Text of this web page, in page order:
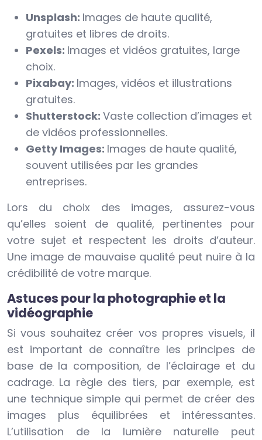
Unsplash: Images de haute qualité,
gratuites et libres de droits.
Pexels: Images et vidéos gratuites, large
choix.
Pixabay: Images, vidéos et illustrations
gratuites.
Shutterstock: Vaste collection d’images et
de vidéos professionnelles.
Getty Images: Images de haute qualité,
souvent utilisées par les grandes
entreprises.
Lors du choix des images, assurez-vous
qu’elles soient de qualité, pertinentes pour
votre sujet et respectent les droits d’auteur.
Une image de mauvaise qualité peut nuire à la
crédibilité de votre marque.
Astuces pour la photographie et la
vidéographie
Si vous souhaitez créer vos propres visuels, il
est important de connaître les principes de
base de la composition, de l’éclairage et du
cadrage. La règle des tiers, par exemple, est
une technique simple qui permet de créer des
images plus équilibrées et intéressantes.
L’utilisation de la lumière naturelle peut